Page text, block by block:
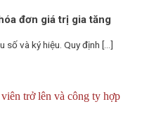
đơn giá trị gia tăng
và ký hiệu. Quy định [...]